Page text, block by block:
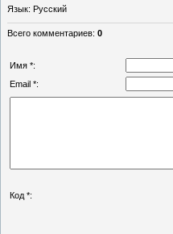
Язык: Русский
Всего комментариев: 0
Имя *:
Email *:
Код *: